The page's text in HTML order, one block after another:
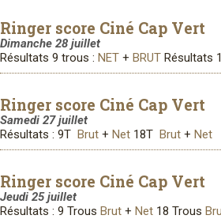
Ringer score Ciné Cap Vert
Dimanche 28 juillet
Résultats 9 trous : NET + BRUT Résultats
Ringer score Ciné Cap Vert
Samedi 27 juillet
Résultats : 9T Brut + Net 18T Brut + Net
Ringer score Ciné Cap Vert
Jeudi 25 juillet
Résultats : 9 Trous Brut + Net 18 Trous